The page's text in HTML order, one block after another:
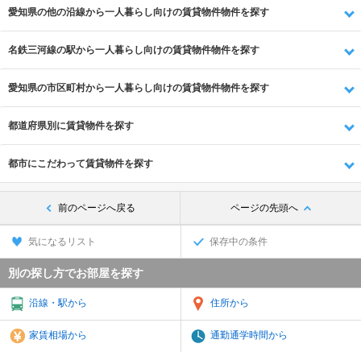
愛知県の他の沿線から一人暮らし向けの賃貸物件物件を探す
名鉄三河線の駅から一人暮らし向けの賃貸物件物件を探す
愛知県の市区町村から一人暮らし向けの賃貸物件物件を探す
都道府県別に賃貸物件を探す
都市にこだわって賃貸物件を探す
前のページへ戻る ページの先頭へ
気になるリスト 保存中の条件
別の探し方でお部屋を探す
沿線・駅から 住所から
家賃相場から 通勤通学時間から